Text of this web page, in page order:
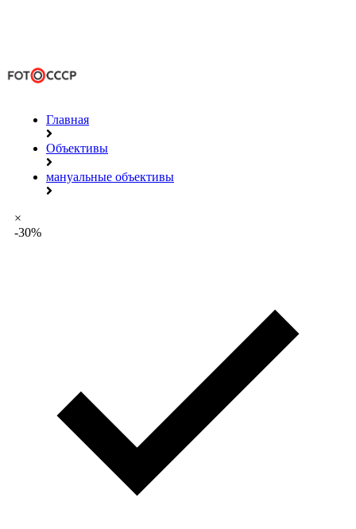
Главная
Объективы
мануальные объективы
×
-30%